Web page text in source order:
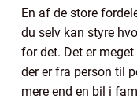
En af de store
du selv kan styre
for det. Det er
der er fra person til
mere end en bil i